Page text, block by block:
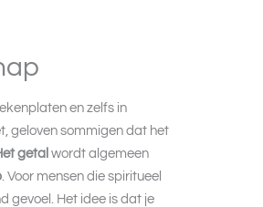
en zelfs in
geloven sommigen dat het
getal wordt algemeen
. Voor mensen die spiritueel
gevoel. Het idee is dat je